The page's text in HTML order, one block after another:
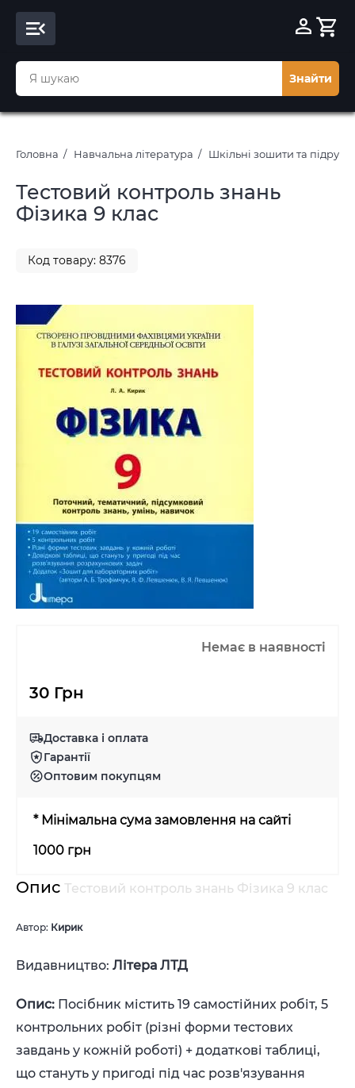
Знайти
Головна Навчальна література Шкільні зошити та
Тестовий контроль знань
Фізика 9 клас
Код товару: 8376
Немає в наявності
30 Грн
Доставка і оплата
Гарантії
Оптовим покупцям
* Мінімальна сума замовлення на сайті
1000 грн
Опис Тестовий контроль знань Фізика 9 клас
Автор: Кирик
Видавництво: Літера ЛТД
Опис: Посібник містить 19 самостійних робіт, 5
контрольних робіт (різні форми тестових
завдань у кожній роботі) + додаткові таблиці,
що стануть у пригоді під час розв'язування